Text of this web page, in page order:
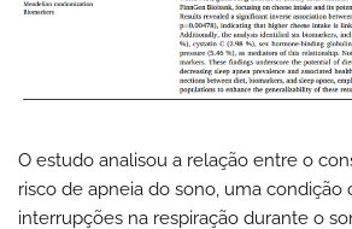
O estudo analisou a relação entre o
risco de apneia do sono, uma condição
interrupções na respiração durante o